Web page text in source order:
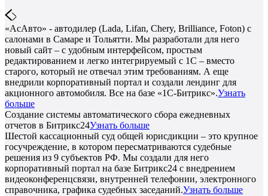
«АсАвто» - автодилер (Lada, Lifan, Chery, Brilliance, Foton) с
салонами в Самаре и Тольятти. Мы разработали для него
новый сайт – с удобным интерфейсом, простым
редактированием и легко интегрируемый с 1С – вместо
старого, который не отвечал этим требованиям. А еще
внедрили корпоративный портал и создали лендинг для
акционного автомобиля. Все на базе «1С-Битрикс».Узнать
больше
Создание системы автоматического сбора ежедневных
отчетов в Битрикс24Узнать больше
Шестой кассационный суд общей юрисдикции – это крупное
госучреждение, в котором пересматриваются судебные
решения из 9 субъектов РФ. Мы создали для него
корпоративный портал на базе Битрикс24 с внедрением
видеоконференцсвязи, внутренней телефонии, электронного
справочника, графика судебных заседаний.Узнать больше